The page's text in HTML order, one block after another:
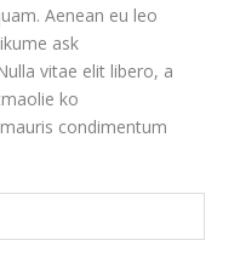
Aenean eu leo
ask
vitae elit libero, a
ko
condimentum